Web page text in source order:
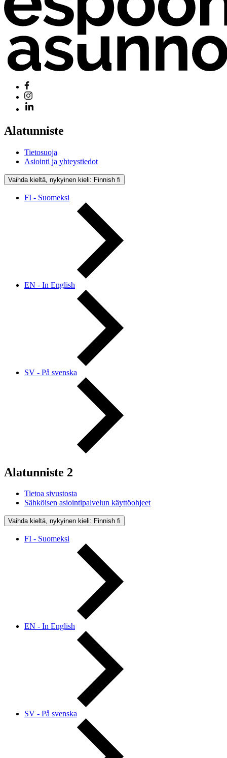
Alatunniste
Tietosuoja
Asiointi ja yhteystiedot
Vaihda kieltä, nykyinen kieli: Finnish fi
FI - Suomeksi
EN - In English
SV - På svenska
Alatunniste 2
Tietoa sivustosta
Sähköisen asiointipalvelun käyttöohjeet
Vaihda kieltä, nykyinen kieli: Finnish fi
FI - Suomeksi
EN - In English
SV - På svenska